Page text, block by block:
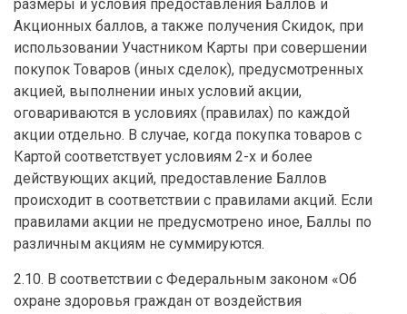
размеры и условия предоставления Баллов и
Акционных баллов, а также получения Скидок, при
использовании Участником Карты при совершении
покупок Товаров (иных сделок), предусмотренных
акцией, выполнении иных условий акции,
оговариваются в условиях (правилах) по каждой
акции отдельно. В случае, когда покупка товаров с
Картой соответствует условиям 2-х и более
действующих акций, предоставление Баллов
происходит в соответствии с правилами акций. Если
правилами акции не предусмотрено иное, Баллы по
различным акциям не суммируются.
2.10. В соответствии с Федеральным законом «Об
охране здоровья граждан от воздействия